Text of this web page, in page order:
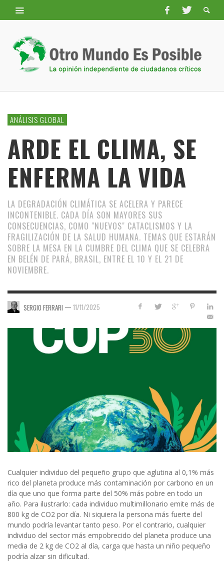
ANÁLISIS GLOBAL
ARDE EL CLIMA, SE
ENFERMA LA VIDA
LA DEGRADACIÓN CLIMÁTICA SE ACELERA Y PARECE
INCONTENIBLE. CADA DÍA SON MAYORES SUS
CONSECUENCIAS, COMO "NUEVOS" CATACLISMOS Y LA
FRAGILIZACIÓN DE LA SALUD HUMANA. TEMAS QUE ESTARÁN
SOBRE LA MESA EN LA CUMBRE DEL CLIMA QUE SE CELEBRA
EN BELÉN DE PARÁ, BRASIL, ENTRE EL 10 Y EL 21 DE
NOVIEMBRE.
SERGIO FERRARI — 11/11/2025
Cualquier individuo del pequeño grupo que aglutina al 0,1% más
rico del planeta produce más contaminación por carbono en un
día que uno que forma parte del 50% más pobre en todo un
año. Para ilustrarlo: cada individuo multimillonario emite más de
800 kg de CO2 por día. Ni siquiera la persona más fuerte del
mundo podría levantar tanto peso. Por el contrario, cualquier
individuo del sector más empobrecido del planeta produce una
media de 2 kg de CO2 al día, carga que hasta un niño pequeño
podría alzar sin dificultad.